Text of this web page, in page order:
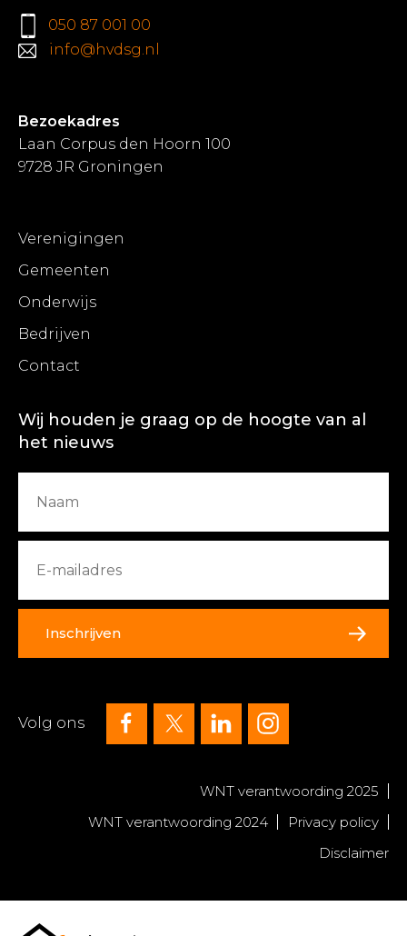
050 87 001 00
info@hvdsg.nl
Bezoekadres
Laan Corpus den Hoorn 100
9728 JR Groningen
Verenigingen
Gemeenten
Onderwijs
Bedrijven
Contact
Wij houden je graag op de hoogte van al
het nieuws
Inschrijven
Volg ons
WNT verantwoording 2025
WNT verantwoording 2024
Privacy policy
Disclaimer